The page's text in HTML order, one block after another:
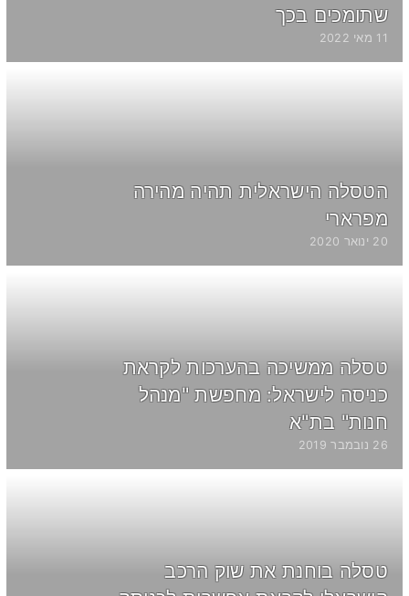
שתומכים בכך
11 מאי 2022
הטסלה הישראלית תהיה מהירה
מפרארי
20 ינואר 2020
טסלה ממשיכה בהערכות לקראת
כניסה לישראל: מחפשת "מנהל
חנות" בת"א
26 נובמבר 2019
טסלה בוחנת את שוק הרכב